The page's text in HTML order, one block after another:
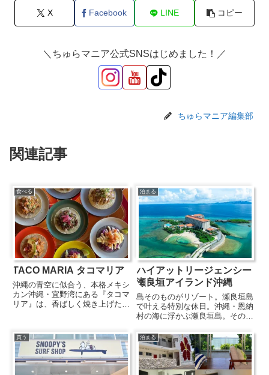
X Facebook LINE コピー
＼ちゅらマニア公式SNSはじめました！／
ちゅらマニア編集部
関連記事
食べる
TACO MARIA タコマリア
沖縄の青空に似合う、本格メキシ
カン沖縄・宜野湾にある『タコマ
リア』は、香ばしく焼き上げたト
を気軽に味わえる人気店。チキン
タコスやシュリンプタコスなど、
ひと口頬張ればスパイスの香り
と...
泊まる
ハイアットリージェンシー
瀬良垣アイランド沖縄
島そのものがリゾート。瀬良垣島
で叶える特別な休日。沖縄・恩納
村の海に浮かぶ瀬良垣島。その島
リージェンシー 瀬良垣アイラン
ド 沖縄』は、日常を忘れさせて
くれる特別なリゾート。エメラル
ドブルーの海に囲まれた客室か
買う 泊まる